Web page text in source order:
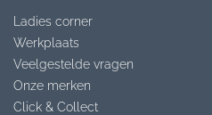
Ladies corner
Werkplaats
Veelgestelde vragen
Onze merken
Click & Collect